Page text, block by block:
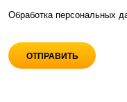
Обработка персональных